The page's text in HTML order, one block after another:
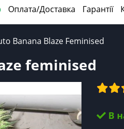
Оплата/Доставка Гарантії
Banana Blaze Feminised
feminised
В